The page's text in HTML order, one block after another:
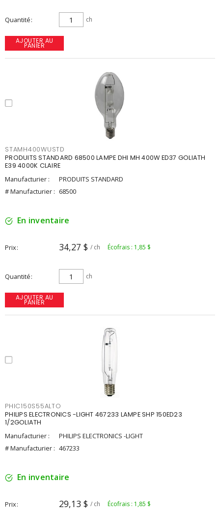
Quantité ch
AJOUTER AU
PANIER
STAMH400WUSTD
PRODUITS STANDARD 68500 LAMPE DHI MH 400W ED37 GOLIATH
E39 4000K CLAIRE
Manufacturier :
PRODUITS STANDARD
# Manufacturier : 68500
En inventaire
Prix 34,27 $ / ch Écofrais : 1,85 $
Quantité ch
AJOUTER AU
PANIER
PHIC150S55ALTO
PHILIPS ELECTRONICS -LIGHT 467233 LAMPE SHP 150ED23
1/2GOLIATH
Manufacturier :
PHILIPS ELECTRONICS -LIGHT
# Manufacturier : 467233
En inventaire
Prix 29,13 $ / ch Écofrais : 1,85 $